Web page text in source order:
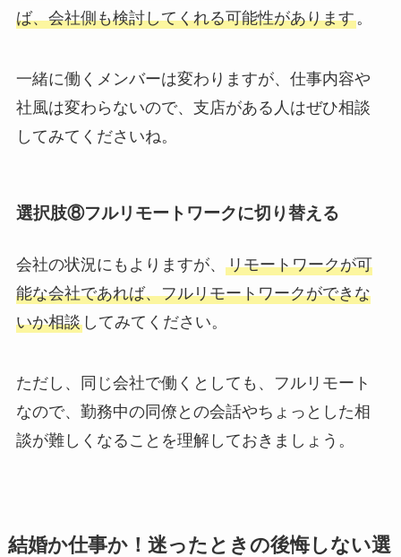
ば、会社側も検討してくれる可能性があります。
一緒に働くメンバーは変わりますが、仕事内容や
社風は変わらないので、支店がある人はぜひ相談
してみてくださいね。
選択肢⑧フルリモートワークに切り替える
会社の状況にもよりますが、 リモートワークが可
能な会社であれば、フルリモートワークができな
いか相談してみてください。
ただし、同じ会社で働くとしても、フルリモート
なので、勤務中の同僚との会話やちょっとした相
談が難しくなることを理解しておきましょう。
結婚か仕事か！迷ったときの後悔しない選